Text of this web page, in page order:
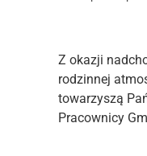
Z okazji
rodzinnej
towarzyszą
Pracownicy